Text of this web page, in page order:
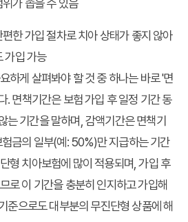
위가 좁을 수 있음
편한 가입 절차로 치아 상태가 좋지 않아
가입 가능
하게 살펴봐야 할 것 중 하나는 바로 '면
. 면책기간은 보험 가입 후 일정 기간 동
는 기간을 말하며, 감액기간은 면책기
금의 일부(예: 50%)만 지급하는 기간
형 치아보험에 많이 적용되며, 가입 후
로 이 기간을 충분히 인지하고 가입해
준으로도 대부분의 무진단형 상품에 해